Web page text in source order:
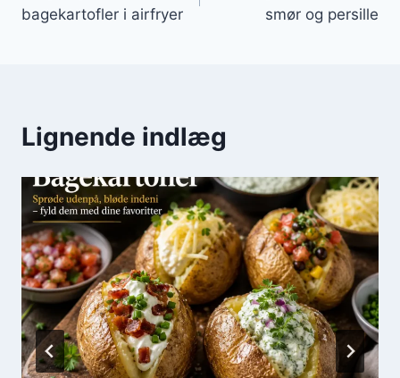
bagekartofler i airfryer
smør og persille
Lignende indlæg